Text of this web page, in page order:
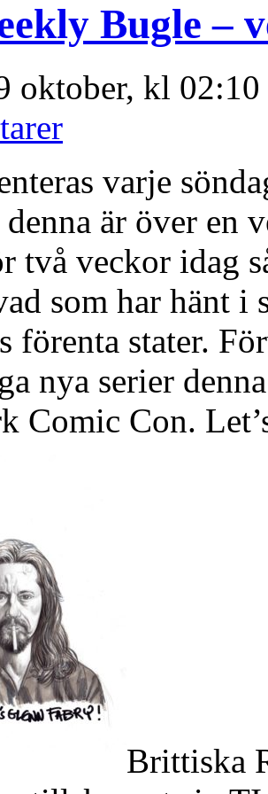
Bugle –
oktober, kl
varje
är över en
två veckor idag
som har hänt i
förenta stater.
nya serier
Comic Con.
Brittiska